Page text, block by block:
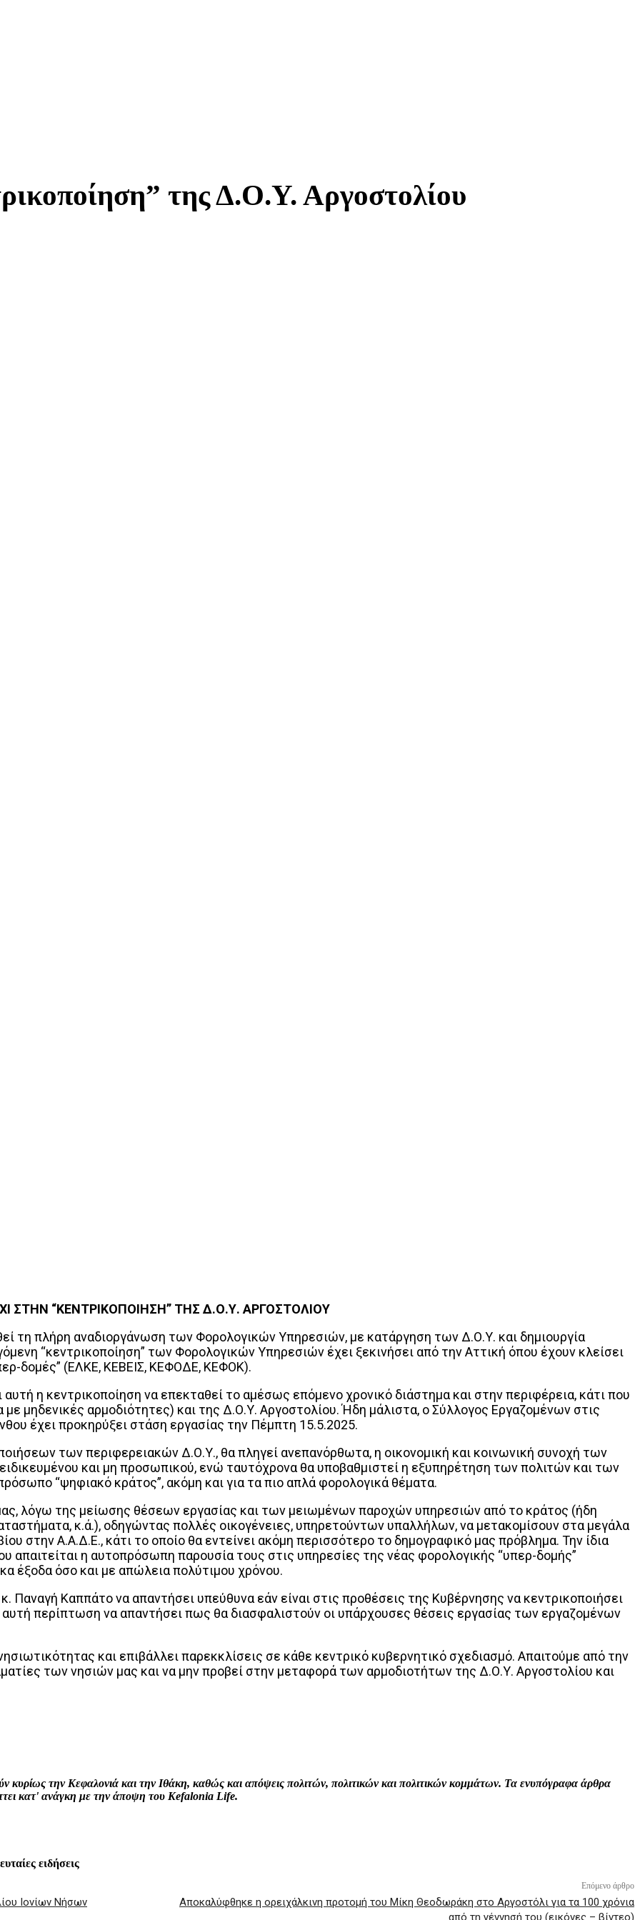
της Δ.Ο.Υ. Αργοστολίου
ΣΤΗΝ “ΚΕΝΤΡΙΚΟΠΟΙΗΣΗ” ΤΗΣ Δ.Ο.Υ. ΑΡΓΟΣΤΟΛΙΟΥ
τη πλήρη αναδιοργάνωση των Φορολογικών Υπηρεσιών, με κατάργηση των Δ.Ο.Υ. και δημιουργία
“κεντρικοποίηση” των Φορολογικών Υπηρεσιών έχει ξεκινήσει από την Αττική όπου έχουν κλείσει
δομές” (ΕΛΚΕ, ΚΕΒΕΙΣ, ΚΕΦΟΔΕ, ΚΕΦΟΚ).
η κεντρικοποίηση να επεκταθεί το αμέσως επόμενο χρονικό διάστημα και στην περιφέρεια, κάτι που
μηδενικές αρμοδιότητες) και της Δ.Ο.Υ. Αργοστολίου. Ήδη μάλιστα, ο Σύλλογος Εργαζομένων στις
έχει προκηρύξει στάση εργασίας την Πέμπτη 15.5.2025.
των περιφερειακών Δ.Ο.Υ., θα πληγεί ανεπανόρθωτα, η οικονομική και κοινωνική συνοχή των
και μη προσωπικού, ενώ ταυτόχρονα θα υποβαθμιστεί η εξυπηρέτηση των πολιτών και των
“ψηφιακό κράτος”, ακόμη και για τα πιο απλά φορολογικά θέματα.
λόγω της μείωσης θέσεων εργασίας και των μειωμένων παροχών υπηρεσιών από το κράτος (ήδη
κ.ά.), οδηγώντας πολλές οικογένειες, υπηρετούντων υπαλλήλων, να μετακομίσουν στα μεγάλα
στην Α.Α.Δ.Ε., κάτι το οποίο θα εντείνει ακόμη περισσότερο το δημογραφικό μας πρόβλημα. Την ίδια
απαιτείται η αυτοπρόσωπη παρουσία τους στις υπηρεσίες της νέας φορολογικής “υπερ-δομής”
έξοδα όσο και με απώλεια πολύτιμου χρόνου.
Καππάτο να απαντήσει υπεύθυνα εάν είναι στις προθέσεις της Κυβέρνησης να κεντρικοποιήσει
περίπτωση να απαντήσει πως θα διασφαλιστούν οι υπάρχουσες θέσεις εργασίας των εργαζομένων
και επιβάλλει παρεκκλίσεις σε κάθε κεντρικό κυβερνητικό σχεδιασμό. Απαιτούμε από την
των νησιών μας και να μην προβεί στην μεταφορά των αρμοδιοτήτων της Δ.Ο.Υ. Αργοστολίου και
κυρίως την Κεφαλονιά και την Ιθάκη, καθώς και απόψεις πολιτών, πολιτικών και πολιτικών κομμάτων. Τα ενυπόγραφα άρθρα
κατ' ανάγκη με την άποψη του Kefalonia Life.
ειδήσεις
Ιονίων Νήσων
Επόμενο άρθρο
Αποκαλύφθηκε η ορειχάλκινη προτομή του Μίκη Θεοδωράκη στο Αργοστόλι για τα 100 χρόνια